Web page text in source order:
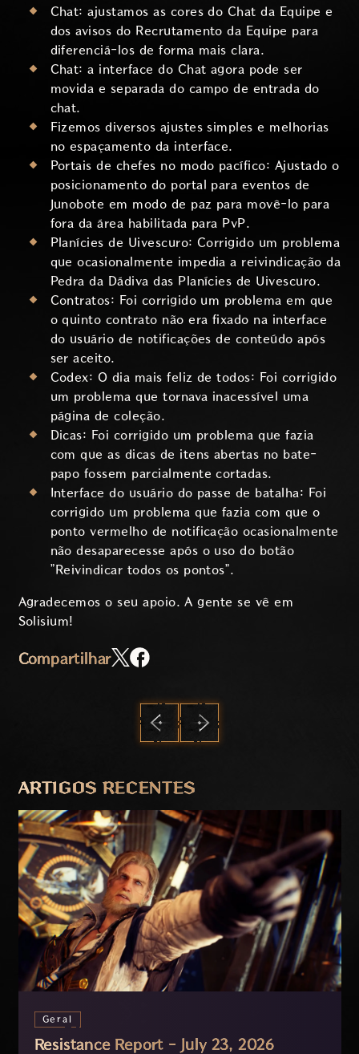
Chat: ajustamos as cores do Chat da Equipe e
dos avisos do Recrutamento da Equipe para
diferenciá-los de forma mais clara.
Chat: a interface do Chat agora pode ser
movida e separada do campo de entrada do
chat.
Fizemos diversos ajustes simples e melhorias
no espaçamento da interface.
Portais de chefes no modo pacífico: Ajustado o
posicionamento do portal para eventos de
Junobote em modo de paz para movê-lo para
fora da área habilitada para PvP.
Planícies de Uivescuro: Corrigido um problema
que ocasionalmente impedia a reivindicação da
Pedra da Dádiva das Planícies de Uivescuro.
Contratos: Foi corrigido um problema em que
o quinto contrato não era fixado na interface
do usuário de notificações de conteúdo após
ser aceito.
Codex: O dia mais feliz de todos: Foi corrigido
um problema que tornava inacessível uma
página de coleção.
Dicas: Foi corrigido um problema que fazia
com que as dicas de itens abertas no bate-
papo fossem parcialmente cortadas.
Interface do usuário do passe de batalha: Foi
corrigido um problema que fazia com que o
ponto vermelho de notificação ocasionalmente
não desaparecesse após o uso do botão
”Reivindicar todos os pontos”.
Agradecemos o seu apoio. A gente se vê em
Solisium!
Compartilhar
ARTIGOS RECENTES
Geral
Resistance Report - July 23, 2026